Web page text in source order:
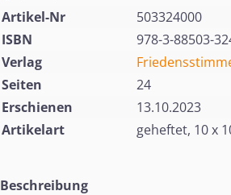
Artikel-Nr
503324000
ISBN
978-3-88503-
Verlag
Seiten
24
Erschienen
13.10.2023
Artikelart
geheftet, 10 x
Beschreibung